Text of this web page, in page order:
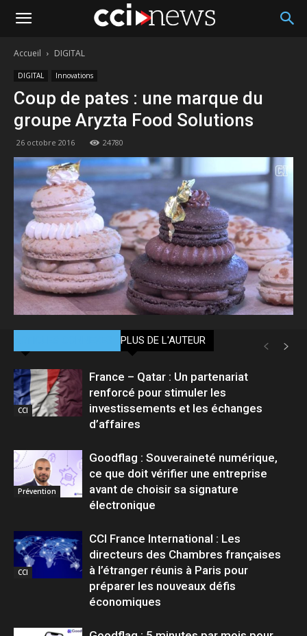
Accueil DIGITAL
DIGITAL Innovations
Coup de pates : une marque du
groupe Aryzta Food Solutions
26 octobre 2016 24780
PLUS DE L'AUTEUR
CCI
France – Qatar : Un partenariat
renforcé pour stimuler les
investissements et les échanges
d’affaires
Prévention
Goodflag : Souveraineté numérique,
ce que doit vérifier une entreprise
avant de choisir sa signature
électronique
CCI
CCI France International : Les
directeurs des Chambres françaises
à l’étranger réunis à Paris pour
préparer les nouveaux défis
économiques